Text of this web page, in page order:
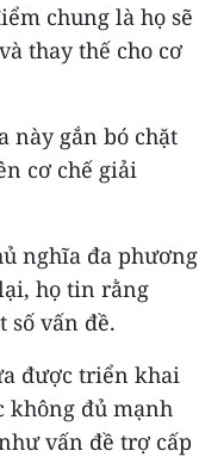
chung là họ sẽ
thay thế cho cơ
này gắn bó chặt
cơ chế giải
nghĩa đa phương
họ tin rằng
số vấn đề.
được triển khai
không đủ mạnh
vấn đề trợ cấp